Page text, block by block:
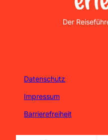
Nordhessen Erleben
Der
Datenschutz
Impressum
Barrierefreiheit